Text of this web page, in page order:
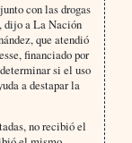
con las drogas
dijo a La Nación
que atendió
financiado por
si el uso
a destapar la
no recibió el